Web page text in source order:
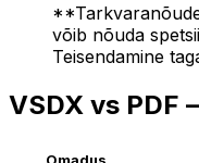
võib nõuda
Teisendamine
VSDX vs